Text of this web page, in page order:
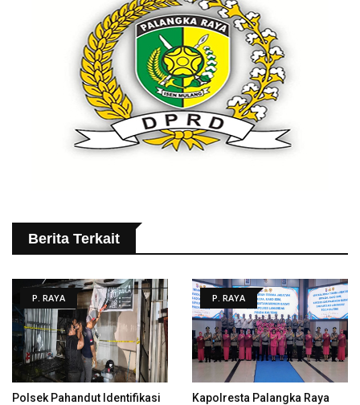
Berita Terkait
P. RAYA
Polsek Pahandut Identifikasi
P. RAYA
Kapolresta Palangka Raya